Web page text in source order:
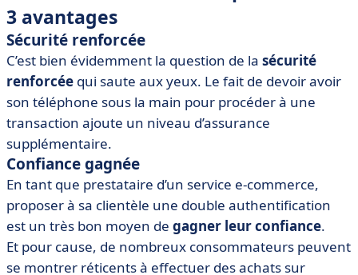
3 avantages
Sécurité renforcée
C’est bien évidemment la question de la sécurité
renforcée qui saute aux yeux. Le fait de devoir avoir
son téléphone sous la main pour procéder à une
transaction ajoute un niveau d’assurance
supplémentaire.
Confiance gagnée
En tant que prestataire d’un service e-commerce,
proposer à sa clientèle une double authentification
est un très bon moyen de gagner leur confiance.
Et pour cause, de nombreux consommateurs peuvent
se montrer réticents à effectuer des achats sur